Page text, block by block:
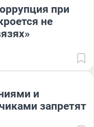
при
не
и
запретят